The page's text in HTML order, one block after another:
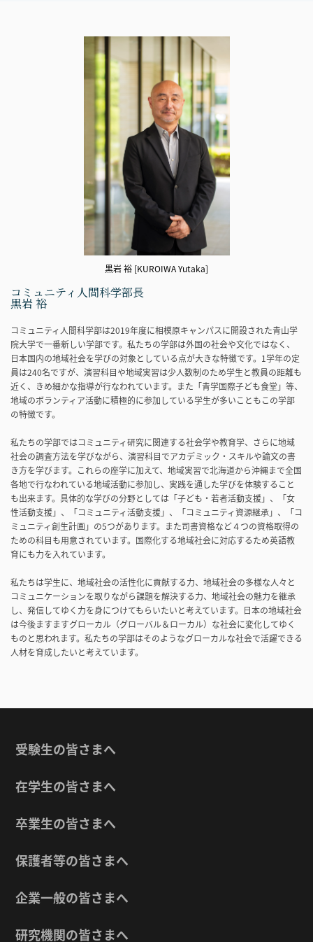
黒岩 裕 [KUROIWA Yutaka]
コミュニティ人間科学部長
黒岩 裕
コミュニティ人間科学部は2019年度に相模原キャンパスに開設された青山学
院大学で一番新しい学部です。私たちの学部は外国の社会や文化ではなく、
日本国内の地域社会を学びの対象としている点が大きな特徴です。1学年の定
員は240名ですが、演習科目や地域実習は少人数制のため学生と教員の距離も
近く、きめ細かな指導が行なわれています。また「青学国際子ども食堂」等、
地域のボランティア活動に積極的に参加している学生が多いこともこの学部
の特徴です。
私たちの学部ではコミュニティ研究に関連する社会学や教育学、さらに地域
社会の調査方法を学びながら、演習科目でアカデミック・スキルや論文の書
き方を学びます。これらの座学に加えて、地域実習で北海道から沖縄まで全国
各地で行なわれている地域活動に参加し、実践を通した学びを体験すること
も出来ます。具体的な学びの分野としては「子ども・若者活動支援」、「女
性活動支援」、「コミュニティ活動支援」、「コミュニティ資源継承」、「コ
ミュニティ創生計画」の5つがあります。また司書資格など４つの資格取得の
ための科目も用意されています。国際化する地域社会に対応するため英語教
育にも力を入れています。
私たちは学生に、地域社会の活性化に貢献する力、地域社会の多様な人々と
コミュニケーションを取りながら課題を解決する力、地域社会の魅力を継承
し、発信してゆく力を身につけてもらいたいと考えています。日本の地域社会
は今後ますますグローカル（グローバル＆ローカル）な社会に変化してゆく
ものと思われます。私たちの学部はそのようなグローカルな社会で活躍できる
人材を育成したいと考えています。
受験生の皆さまへ
在学生の皆さまへ
卒業生の皆さまへ
保護者等の皆さまへ
企業一般の皆さまへ
研究機関の皆さまへ